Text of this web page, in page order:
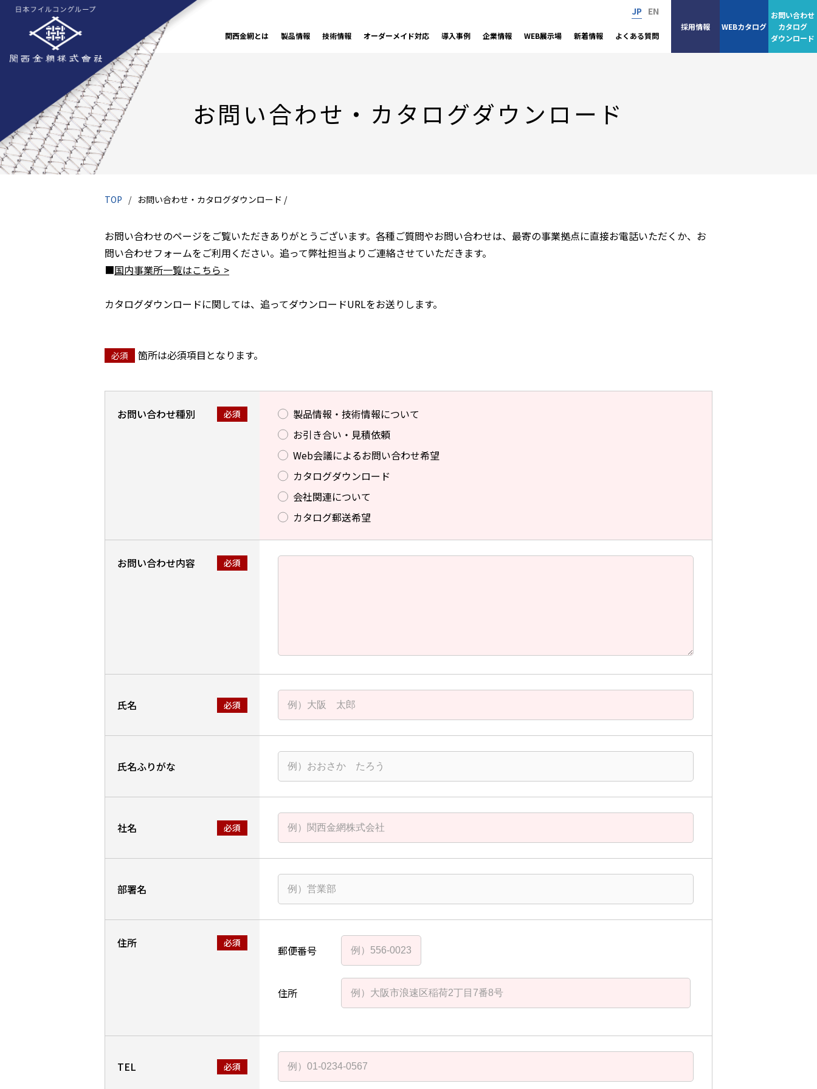
JP EN
関西金網とは 製品情報 技術情報 オーダーメイド対応 導入事例 企業情報 WEB展示場 新着情報 よくある質問
採用情報 WEBカタログ
お問い合わせ
カタログ
ダウンロード
お問い合わせ・ カタログダウンロード
TOP お問い合わせ・カタログダウンロード /
お問い合わせのページをご覧いただきありがとうございます。各種ご質問やお問い合わせは、最寄の事業拠点に直接お電話いただくか、お
問い合わせフォームをご利用ください。追って弊社担当よりご連絡させていただきます。
■国内事業所一覧はこちら >
カタログダウンロードに関しては、追ってダウンロードURLをお送りします。
箇所は必須項目となります。
お問い合わせ種別
製品情報・技術情報について
お引き合い・見積依頼
Web会議によるお問い合わせ希望
カタログダウンロード
会社関連について
カタログ郵送希望
お問い合わせ内容
氏名
氏名ふりがな
社名
部署名
住所
郵便番号
住所
TEL